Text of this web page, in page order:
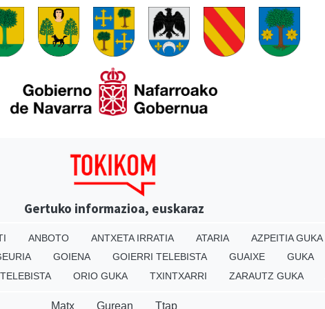
Gertuko informazioa, euskaraz
ANBOTO ANTXETA IRRATIA ATARIA AZPEITIA GUKA
GOIENA GOIERRI TELEBISTA GUAIXE GUKA
ORIO GUKA TXINTXARRI ZARAUTZ GUKA
Matx Gurean Ttap